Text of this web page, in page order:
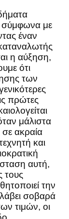
σύμφωνα με
έναν
η αύξηση,
ότι
των
πρώτες
μάλιστα
ακραία
και
αυτή,
τους
την
σοβαρά
τιμών, οι